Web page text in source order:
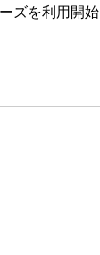
ズを利用開始